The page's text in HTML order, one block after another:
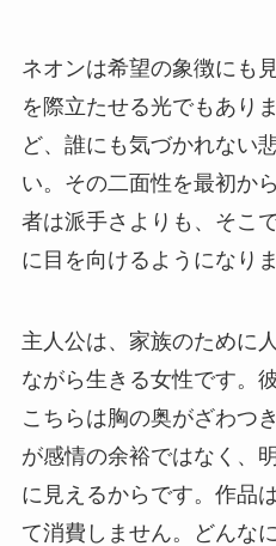
ネオンは希望の象徴にも
を際立たせる光でもあり
ど、誰にも気づかれない
い。その二面性を最初か
者は派手さよりも、そこ
に目を向けるようになりま
主人公は、家族のために
ながら生きる女性です。
こちらは胸の奥がざわつ
が感情の余裕ではなく、
に見えるからです。作品
て消費しません。どんな